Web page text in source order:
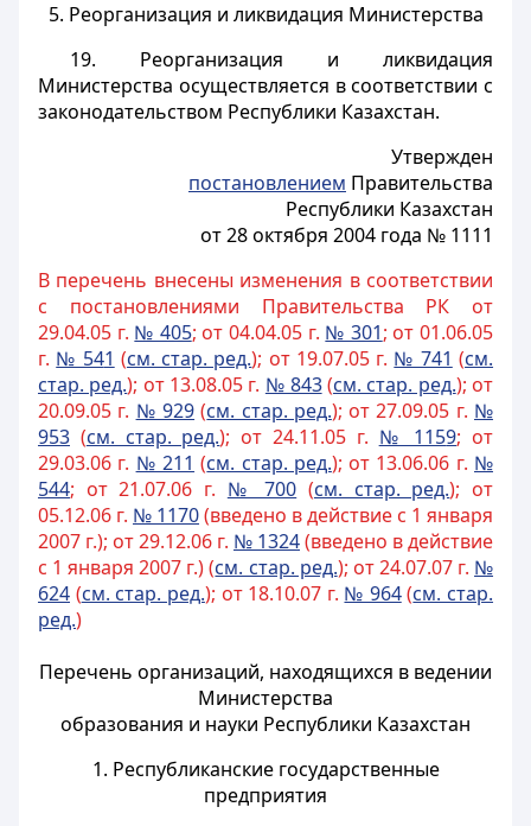
5. Реорганизация и ликвидация Министерства
19. Реорганизация и ликвидация
Министерства осуществляется в соответствии с
законодательством Республики Казахстан.
Утвержден
постановлением Правительства
Республики Казахстан
от 28 октября 2004 года № 1111
В перечень внесены изменения в соответствии
с постановлениями Правительства РК от
29.04.05 г. № 405; от 04.04.05 г. № 301; от 01.06.05
г. № 541 (см. стар. ред.); от 19.07.05 г. № 741 (см.
стар. ред.); от 13.08.05 г. № 843(см. стар. ред.); от
20.09.05 г. № 929 (см. стар. ред.); от 27.09.05 г. №
953 (см. стар. ред.); от 24.11.05 г. № 1159; от
29.03.06 г. № 211 (см. стар. ред.); от 13.06.06 г. №
544; от 21.07.06 г. № 700 (см. стар. ред.); от
05.12.06 г. № 1170(введено в действие с 1 января
2007 г.); от 29.12.06 г. № 1324(введено в действие
с 1 января 2007 г.) (см. стар. ред.); от 24.07.07 г. №
624 (см. стар. ред.); от 18.10.07 г. № 964(см. стар.
ред.)
Перечень организаций, находящихся в ведении
Министерства
образования и науки Республики Казахстан
1. Республиканские государственные
предприятия